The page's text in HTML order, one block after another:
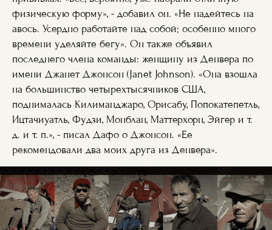
физическую форму», - добавил он. «Не надейтесь на
авось. Усердно работайте над собой; особенно много
времени уделяйте бегу». Он также объявил
последнего члена команды: женщину из Денвера по
имени Джанет Джонсон (Janet Johnson). «Она взошла
на большинство четырехтысячников США,
поднималась Килиманджаро, Орисабу, Попокатепетль,
Ицтачиуатль, Фудзи, Монблан, Маттерхорн, Эйгер и т.
д. и т. п.», - писал Дафо о Джонсон. «Ее
рекомендовали два моих друга из Денвера».